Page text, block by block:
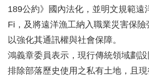
語
言
兒少版
189公約》國內法化，並明文規範遠
Fi，及將遠洋漁工納入職業災害保險
以強化其通訊權與社會保障。
鴻義章委員表示，現行傳統領域劃設
排除部落歷史使用之私有土地，且現